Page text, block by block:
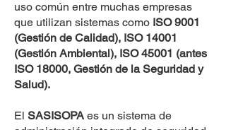
uso común entre muchas empresas
que utilizan sistemas como ISO 9001
(Gestión de Calidad), ISO 14001
(Gestión Ambiental), ISO 45001 (antes
ISO 18000, Gestión de la Seguridad y
Salud).
El SASISOPA es un sistema de